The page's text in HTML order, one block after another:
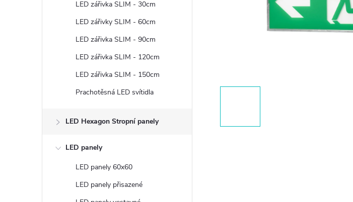
LED zářivka SLIM - 30cm
LED zářivky SLIM - 60cm
LED zářivka SLIM - 90cm
LED zářivka SLIM - 120cm
LED zářivka SLIM - 150cm
Prachotěsná LED svítidla
LED Hexagon Stropní panely
LED panely
LED panely 60x60
LED panely přisazené